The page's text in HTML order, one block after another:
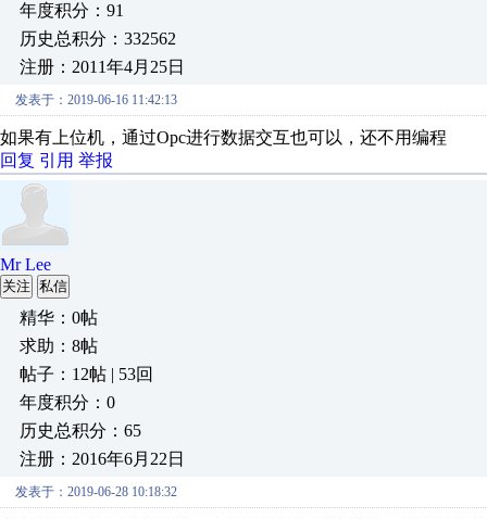
年度积分：91
历史总积分：332562
注册：2011年4月25日
发表于：2019-06-16 11:42:13
如果有上位机，通过Opc进行数据交互也可以，还不用编程
回复 引用 举报
Mr Lee
关注 私信
精华：0帖
求助：8帖
帖子：12帖 | 53回
年度积分：0
历史总积分：65
注册：2016年6月22日
发表于：2019-06-28 10:18:32